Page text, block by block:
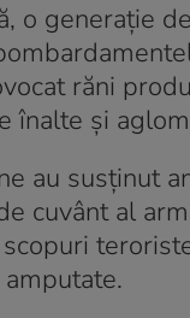
o generație
răni
înalte și
au susținut
cuvânt al